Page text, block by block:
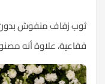
ثوب زفاف منفوش بدون
فقاعية، علاوة أنه